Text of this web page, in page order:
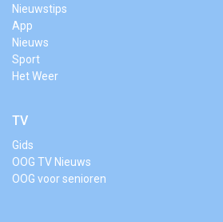
Nieuwstips
App
Nieuws
Sport
Het Weer
TV
Gids
OOG TV Nieuws
OOG voor senioren